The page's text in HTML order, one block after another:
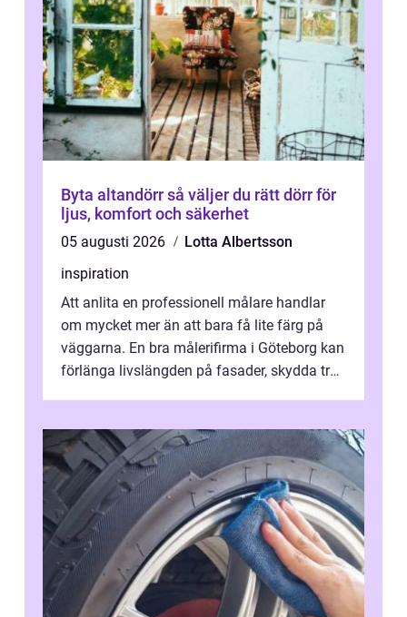
Byta altandörr så väljer du rätt dörr för
ljus, komfort och säkerhet
05 augusti 2026
Lotta Albertsson
inspiration
Att anlita en professionell målare handlar
om mycket mer än att bara få lite färg på
väggarna. En bra målerifirma i Göteborg kan
förlänga livslängden på fasader, skydda trä